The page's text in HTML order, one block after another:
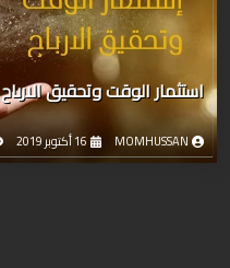
استثمار الوقت وتحقيق الارباح
MOMHUSSAN 16 أكتوبر 2019